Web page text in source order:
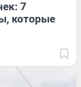
7
которые